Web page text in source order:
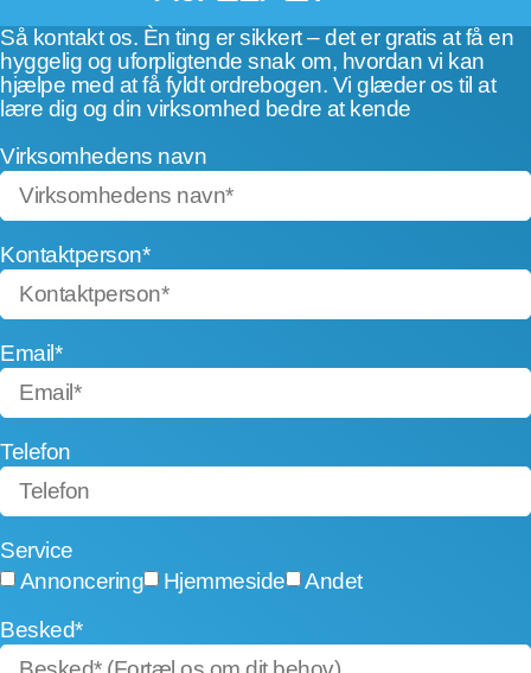
Så kontakt os. Èn ting er sikkert – det er gratis at få en
hyggelig og uforpligtende snak om, hvordan vi kan
hjælpe med at få fyldt ordrebogen. Vi glæder os til at
lære dig og din virksomhed bedre at kende
Virksomhedens navn
Kontaktperson*
Email*
Telefon
Service
Annoncering
Hjemmeside
Andet
Besked*